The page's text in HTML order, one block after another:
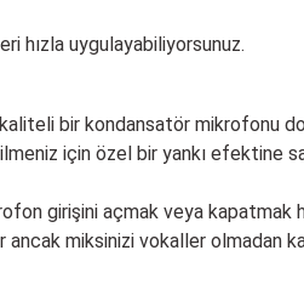
hızla uygulayabiliyorsunuz.
bir kondansatör mikrofonu
için özel bir yankı efektine
girişini açmak veya kapatmak
ancak miksinizi vokaller olmadan